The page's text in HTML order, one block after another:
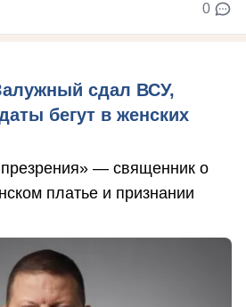
0
сдал ВСУ,
бегут в женских
— священник о
платье и признании